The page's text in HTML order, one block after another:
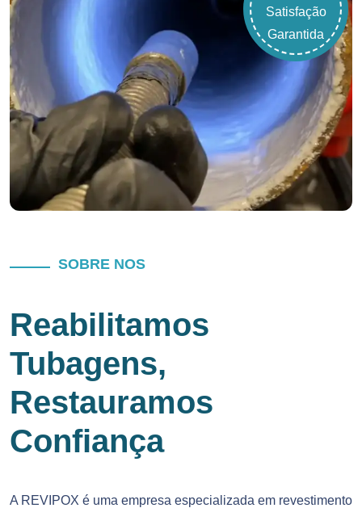
Satisfação
Garantida
SOBRE NOS
Reabilitamos
Tubagens,
Restauramos
Confiança
A REVIPOX é uma empresa especializada em revestimento